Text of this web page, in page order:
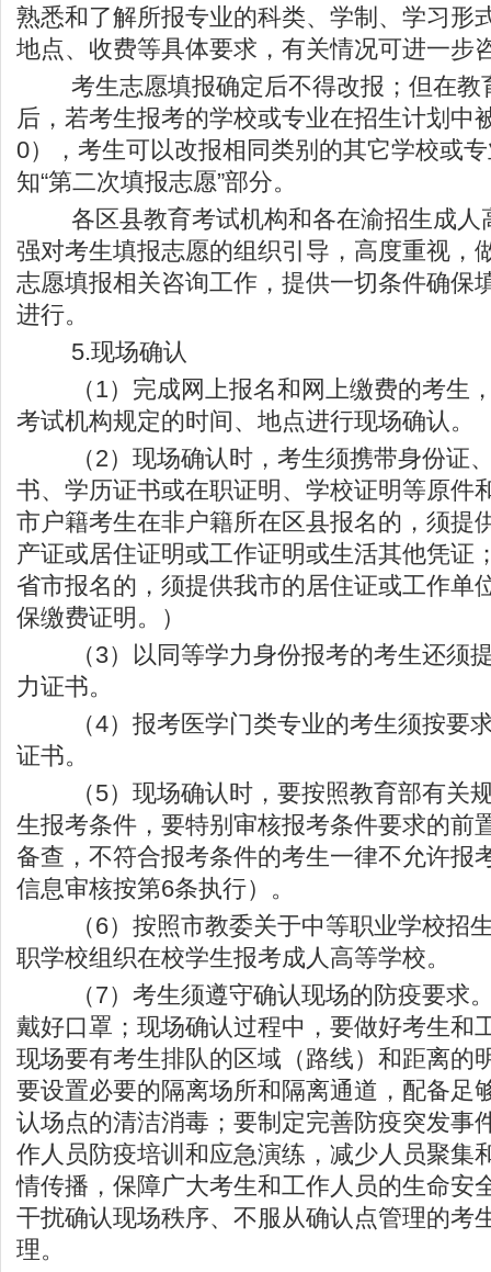
熟悉和了解所报专业的科类、学制、学习形
地点、收费等具体要求，有关情况可进一步
考生志愿填报确定后不得改报；但在教
后，若考生报考的学校或专业在招生计划中
0），考生可以改报相同类别的其它学校或
知“第二次填报志愿”部分。
各区县教育考试机构和各在渝招生成人
强对考生填报志愿的组织引导，高度重视，
志愿填报相关咨询工作，提供一切条件确保
进行。
5.现场确认
（1）完成网上报名和网上缴费的考生
考试机构规定的时间、地点进行现场确认。
（2）现场确认时，考生须携带身份证
书、学历证书或在职证明、学校证明等原件
市户籍考生在非户籍所在区县报名的，须提
产证或居住证明或工作证明或生活其他凭证
省市报名的，须提供我市的居住证或工作单
保缴费证明。）
（3）以同等学力身份报考的考生还须
力证书。
（4）报考医学门类专业的考生须按要
证书。
（5）现场确认时，要按照教育部有关
生报考条件，要特别审核报考条件要求的前
备查，不符合报考条件的考生一律不允许报
信息审核按第6条执行）。
（6）按照市教委关于中等职业学校招
职学校组织在校学生报考成人高等学校。
（7）考生须遵守确认现场的防疫要求
戴好口罩；现场确认过程中，要做好考生和
现场要有考生排队的区域（路线）和距离的
要设置必要的隔离场所和隔离通道，配备足
认场点的清洁消毒；要制定完善防疫突发事
作人员防疫培训和应急演练，减少人员聚集
情传播，保障广大考生和工作人员的生命安
干扰确认现场秩序、不服从确认点管理的考
理。